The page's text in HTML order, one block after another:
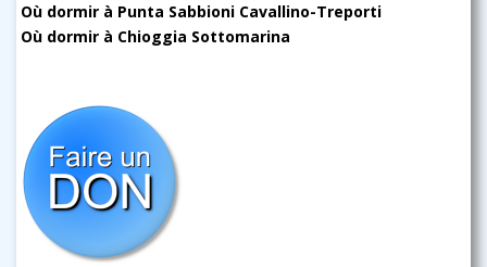
Où dormir à Punta Sabbioni Cavallino-Treporti
Où dormir à Chioggia Sottomarina